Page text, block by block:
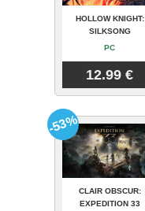
HOLLOW KNIGHT:
SILKSONG
PC
12.99 €
CLAIR OBSCUR:
EXPEDITION 33
-53%